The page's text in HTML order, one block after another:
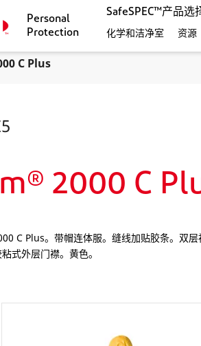
Personal
Protection
SafeSPEC™产品选
化学和洁净室 资源
C Plus
2000 C
C Plus。带帽连体服。缝线加贴胶条。双层
式外层门襟。黄色。